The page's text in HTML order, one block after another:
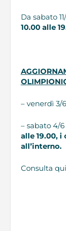
Da sabato
10.00 alle
– venerdì 3/6
– sabato 4/
alle 19.00, i
all’interno.
Consulta